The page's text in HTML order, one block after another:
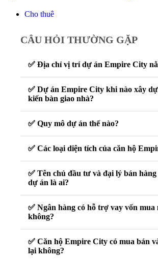
Cho thuê
CÂU HỎI THƯỜNG GẶP
✅ Địa chỉ vị trí dự án Empire City
✅ Dự án Empire City khi nào xây
kiến bàn giao nhà?
✅ Quy mô dự án thế nào?
✅ Các loại diện tích của căn hộ
✅ Tên chủ đầu tư và đại lý bán
dự án là ai?
✅ Ngân hàng có hỗ trợ vay vốn mua
không?
✅ Căn hộ Empire City có mua bán
lại không?